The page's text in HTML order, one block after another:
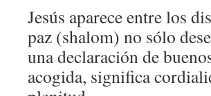
Jesús aparece entre los
paz (shalom) no sólo
una declaración de
acogida, significa